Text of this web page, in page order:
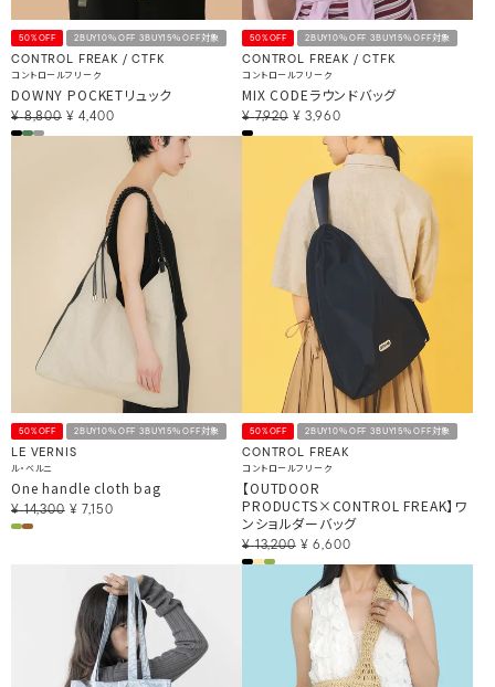
50%OFF 2BUY10％OFF 3BUY15％OFF対象
CONTROL FREAK / CTFK
コントロールフリーク
DOWNY POCKETリュック
¥ 8,800 ¥ 4,400
50%OFF 2BUY10％OFF 3BUY15％OFF対象
CONTROL FREAK / CTFK
コントロールフリーク
MIX CODEラウンドバッグ
¥ 7,920 ¥ 3,960
50%OFF 2BUY10％OFF 3BUY15％OFF対象
LE VERNIS
ル・ベルニ
One handle cloth bag
¥ 14,300 ¥ 7,150
50%OFF 2BUY10％OFF 3BUY15％OFF対象
CONTROL FREAK
コントロールフリーク
【OUTDOOR
PRODUCTS×CONTROL FREAK】ワ
ンショルダーバッグ
¥ 13,200 ¥ 6,600